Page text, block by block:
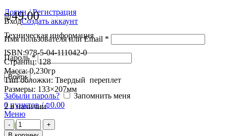
Логин / Регистрация
ВходСоздать аккаунт
Имя пользователя или Email *
Пароль*
Войти
Забыли пароль?
Запомнить меня
0 пунктов / ₪0.00
Меню
₪49.00
Техническая информация
ISBN:978-5-04-111042-0
Страниц: 128
Масса: 0,230гр
Тип обложки: Твердый переплет
Размеры: 133×207мм
2 в наличии
Количество
товара